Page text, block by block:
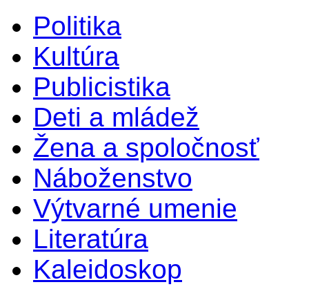
Politika
Kultúra
Publicistika
Deti a mládež
Žena a spoločnosť
Náboženstvo
Výtvarné umenie
Literatúra
Kaleidoskop